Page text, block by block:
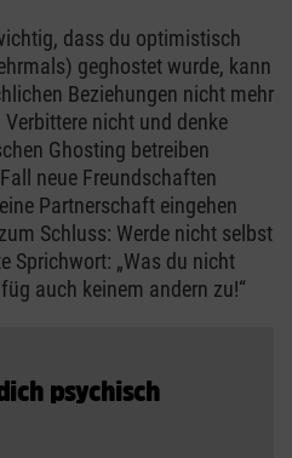
dass du optimistisch
geghostet wurde, kann
Beziehungen nicht mehr
nicht und denke
Ghosting betreiben
neue Freundschaften
Partnerschaft eingehen
Schluss: Werde nicht selbst
Sprichwort: „Was du nicht
auch keinem andern zu!“
psychisch